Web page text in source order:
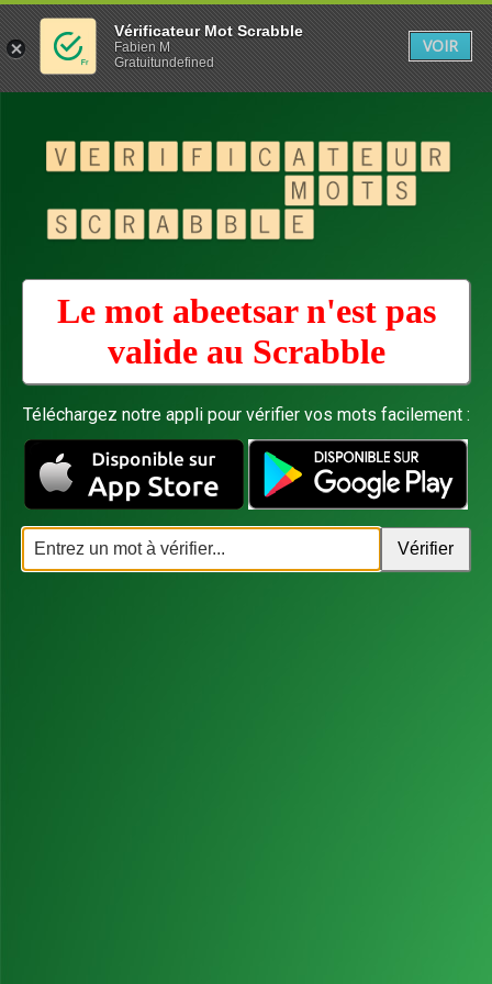
Le mot abeetsar n'est pas
valide au Scrabble
Téléchargez notre appli pour vérifier vos mots facilement :
Vérificateur Mot Scrabble
Fabien M
Gratuitundefined
VOIR